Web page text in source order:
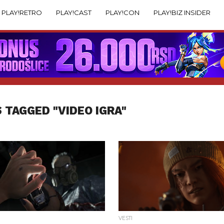
PLAY!RETRO PLAY!CAST PLAY!CON PLAY!BIZ INSIDER
"VIDEO IGRA"
VESTI